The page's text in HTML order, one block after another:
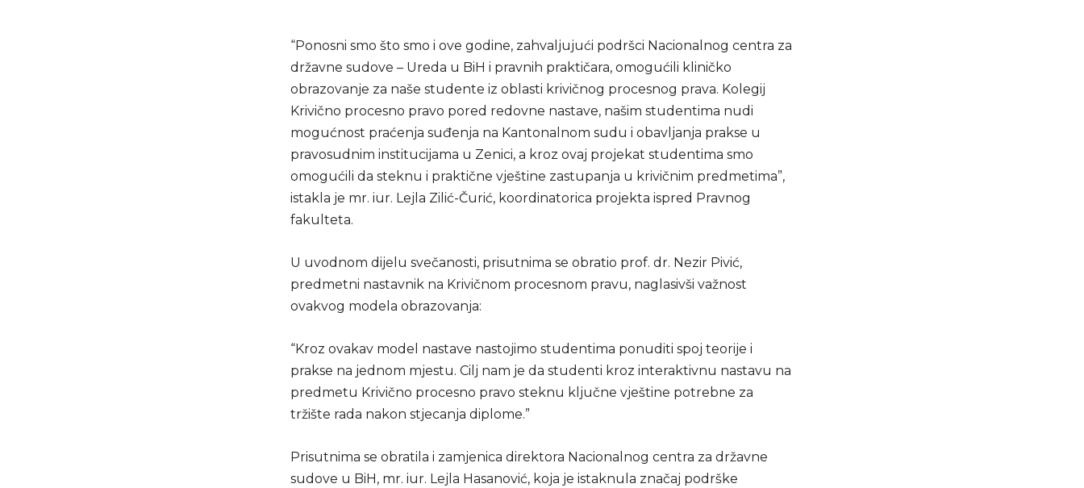
“Ponosni smo što smo i ove godine, zahvaljujući podršci Nacionalnog centra za
državne sudove – Ureda u BiH i pravnih praktičara, omogućili kliničko
obrazovanje za naše studente iz oblasti krivičnog procesnog prava. Kolegij
Krivično procesno pravo pored redovne nastave, našim studentima nudi
mogućnost praćenja suđenja na Kantonalnom sudu i obavljanja prakse u
pravosudnim institucijama u Zenici, a kroz ovaj projekat studentima smo
omogućili da steknu i praktične vještine zastupanja u krivičnim predmetima”,
istakla je mr. iur. Lejla Zilić-Čurić, koordinatorica projekta ispred Pravnog
fakulteta.
U uvodnom dijelu svečanosti, prisutnima se obratio prof. dr. Nezir Pivić,
predmetni nastavnik na Krivičnom procesnom pravu, naglasivši važnost
ovakvog modela obrazovanja:
“Kroz ovakav model nastave nastojimo studentima ponuditi spoj teorije i
prakse na jednom mjestu. Cilj nam je da studenti kroz interaktivnu nastavu na
predmetu Krivično procesno pravo steknu ključne vještine potrebne za
tržište rada nakon stjecanja diplome.”
Prisutnima se obratila i zamjenica direktora Nacionalnog centra za državne
sudove u BiH, mr. iur. Lejla Hasanović, koja je istaknula značaj podrške